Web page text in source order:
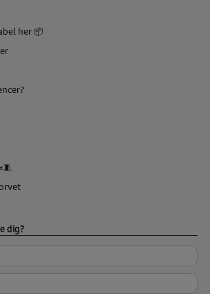
her 📦
dig?